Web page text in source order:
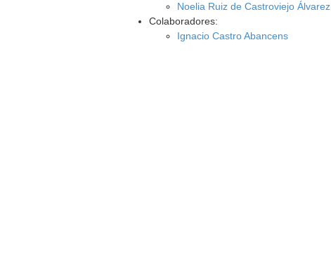
Noelia Ruiz de Castroviejo Álvarez
Colaboradores:
Ignacio Castro Abancens